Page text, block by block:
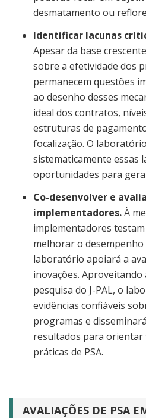
desmatamento ou
Identificar lacunas
Apesar da base
sobre a efetividade dos
permanecem questões
ao desenho desses
ideal dos contratos,
estruturas de
focalização. O
sistematicamente essas
oportunidades para
Co-desenvolver e
implementadores.À
implementadores
melhorar o
laboratório apoiará a
inovações. Aproveitando
pesquisa do J-PAL, o
evidências confiáveis
programas e
resultados para
práticas de PSA.
AVALIAÇÕES DE PSA